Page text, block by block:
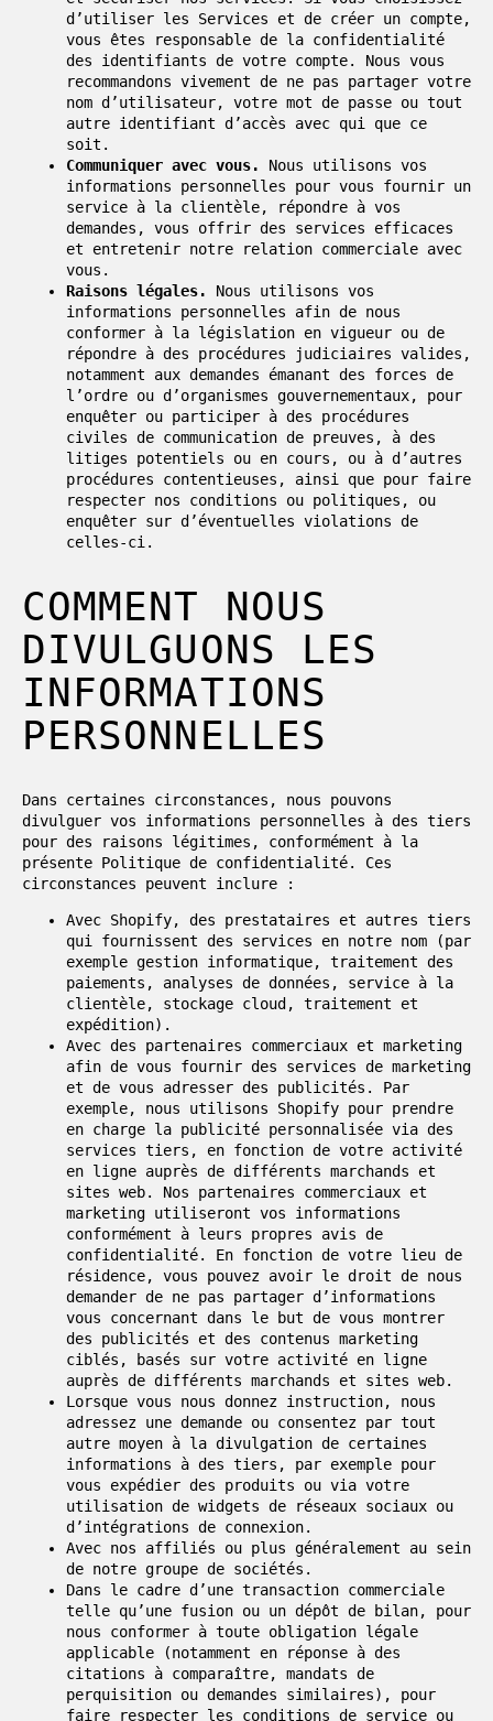
d’utiliser les Services et de créer un compte,
vous êtes responsable de la confidentialité
des identifiants de votre compte. Nous vous
recommandons vivement de ne pas partager votre
nom d’utilisateur, votre mot de passe ou tout
autre identifiant d’accès avec qui que ce
soit.
Communiquer avec vous.
Nous utilisons vos
informations personnelles pour vous fournir un
service à la clientèle, répondre à vos
demandes, vous offrir des services efficaces
et entretenir notre relation commerciale avec
vous.
Raisons légales.
Nous utilisons vos
informations personnelles afin de nous
conformer à la législation en vigueur ou de
répondre à des procédures judiciaires valides,
notamment aux demandes émanant des forces de
l’ordre ou d’organismes gouvernementaux, pour
enquêter ou participer à des procédures
civiles de communication de preuves, à des
litiges potentiels ou en cours, ou à d’autres
procédures contentieuses, ainsi que pour faire
respecter nos conditions ou politiques, ou
enquêter sur d’éventuelles violations de
celles-ci.
COMMENT NOUS
DIVULGUONS LES
INFORMATIONS
PERSONNELLES
Dans certaines circonstances, nous pouvons
divulguer vos informations personnelles à des tiers
pour des raisons légitimes, conformément à la
présente Politique de confidentialité. Ces
circonstances peuvent inclure :
Avec Shopify, des prestataires et autres tiers
qui fournissent des services en notre nom (par
exemple gestion informatique, traitement des
paiements, analyses de données, service à la
clientèle, stockage cloud, traitement et
expédition).
Avec des partenaires commerciaux et marketing
afin de vous fournir des services de marketing
et de vous adresser des publicités. Par
exemple, nous utilisons Shopify pour prendre
en charge la publicité personnalisée via des
services tiers, en fonction de votre activité
en ligne auprès de différents marchands et
sites web. Nos partenaires commerciaux et
marketing utiliseront vos informations
conformément à leurs propres avis de
confidentialité. En fonction de votre lieu de
résidence, vous pouvez avoir le droit de nous
demander de ne pas partager d’informations
vous concernant dans le but de vous montrer
des publicités et des contenus marketing
ciblés, basés sur votre activité en ligne
auprès de différents marchands et sites web.
Lorsque vous nous donnez instruction, nous
adressez une demande ou consentez par tout
autre moyen à la divulgation de certaines
informations à des tiers, par exemple pour
vous expédier des produits ou via votre
utilisation de widgets de réseaux sociaux ou
d’intégrations de connexion.
Avec nos affiliés ou plus généralement au sein
de notre groupe de sociétés.
Dans le cadre d’une transaction commerciale
telle qu’une fusion ou un dépôt de bilan, pour
nous conformer à toute obligation légale
applicable (notamment en réponse à des
citations à comparaître, mandats de
perquisition ou demandes similaires), pour
faire respecter les conditions de service ou